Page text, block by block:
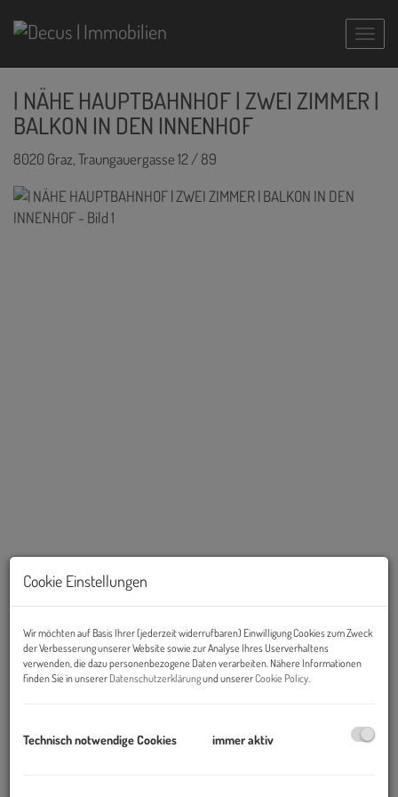
| NÄHE HAUPTBAHNHOF | ZWEI ZIMMER |
BALKON IN DEN INNENHOF
8020 Graz, Traungauergasse 12 / 89
Beschreibung
In einem Neubau in der Traungauergasse gelangen mehrere
Cookie Einstellungen
Wir möchten auf Basis Ihrer (jederzeit widerrufbaren) Einwilligung Cookies zum Zweck
der Verbesserung unserer Website sowie zur Analyse Ihres Userverhaltens
verwenden, die dazu personenbezogene Daten verarbeiten. Nähere Informationen
finden Sie in unserer Datenschutzerklärungund unsererCookie Policy
Technisch notwendige Cookies immer aktiv